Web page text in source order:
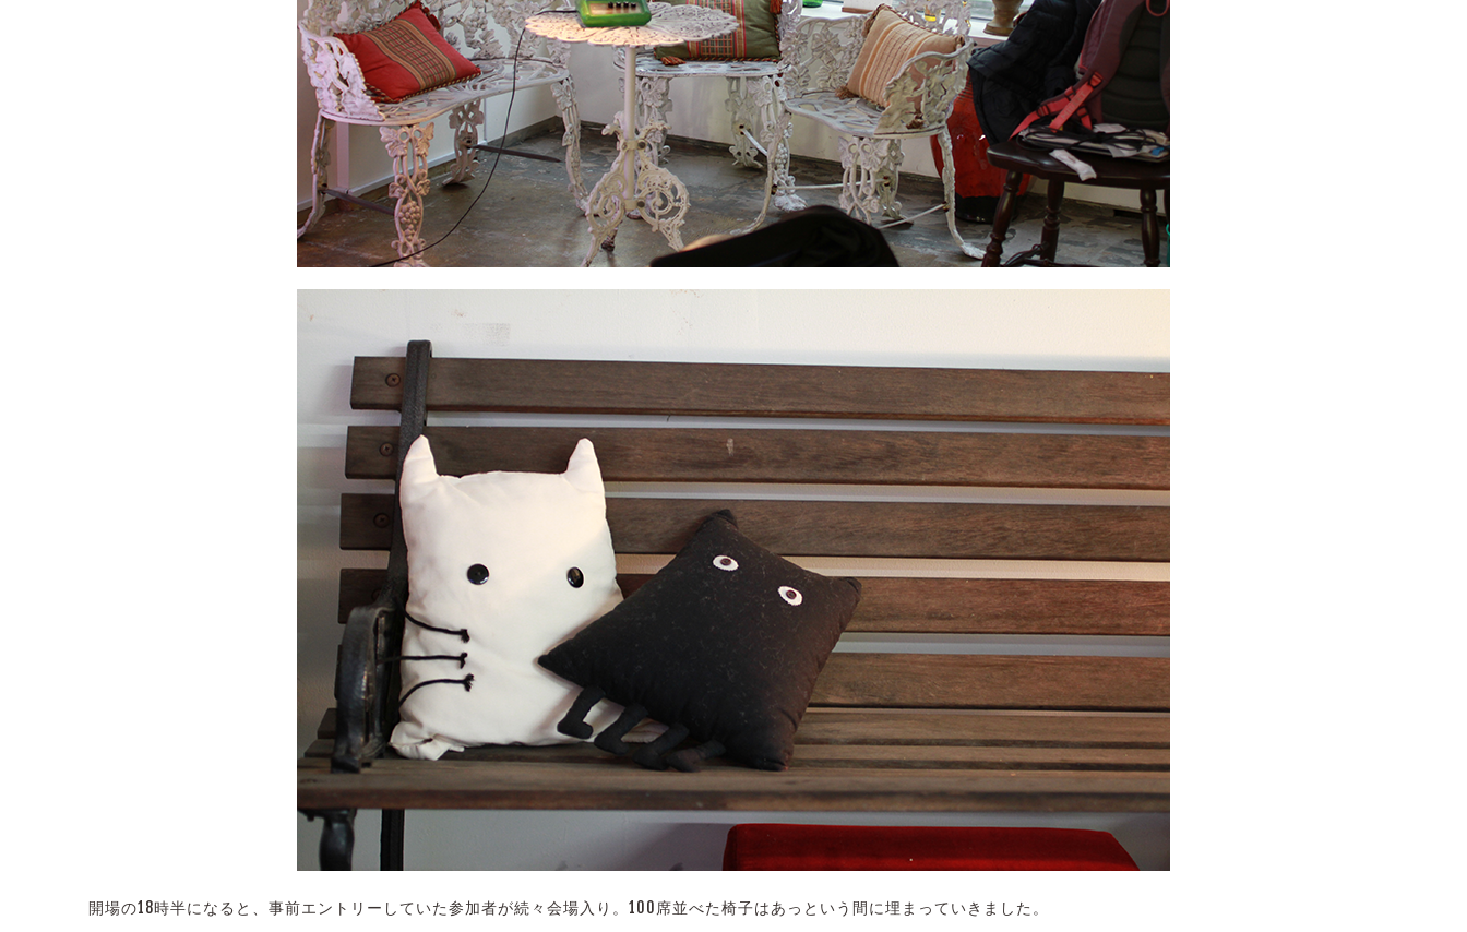
開場の18時半になると、事前エントリーしていた参加者が続々会場入り。100席並べた椅子はあっという間に埋まっていきました。